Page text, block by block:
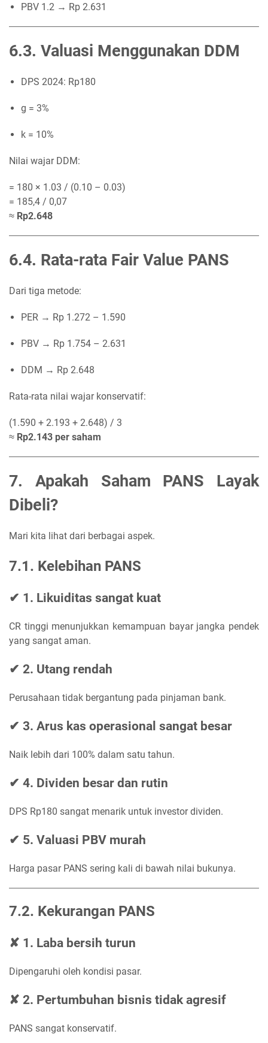
PBV 1.2 → Rp 2.631
6.3. Valuasi Menggunakan DDM
DPS 2024: Rp180
g = 3%
k = 10%
Nilai wajar DDM:
= 180 × 1.03 / (0.10 – 0.03)
= 185,4 / 0,07
≈ Rp2.648
6.4. Rata-rata Fair Value PANS
Dari tiga metode:
PER → Rp 1.272 – 1.590
PBV → Rp 1.754 – 2.631
DDM → Rp 2.648
Rata-rata nilai wajar konservatif:
(1.590 + 2.193 + 2.648) / 3
≈ Rp2.143 per saham
7. Apakah Saham PANS Layak
Dibeli?
Mari kita lihat dari berbagai aspek.
7.1. Kelebihan PANS
✔ 1. Likuiditas sangat kuat
CR tinggi menunjukkan kemampuan bayar jangka pendek
yang sangat aman.
✔ 2. Utang rendah
Perusahaan tidak bergantung pada pinjaman bank.
✔ 3. Arus kas operasional sangat besar
Naik lebih dari 100% dalam satu tahun.
✔ 4. Dividen besar dan rutin
DPS Rp180 sangat menarik untuk investor dividen.
✔ 5. Valuasi PBV murah
Harga pasar PANS sering kali di bawah nilai bukunya.
7.2. Kekurangan PANS
✘ 1. Laba bersih turun
Dipengaruhi oleh kondisi pasar.
✘ 2. Pertumbuhan bisnis tidak agresif
PANS sangat konservatif.